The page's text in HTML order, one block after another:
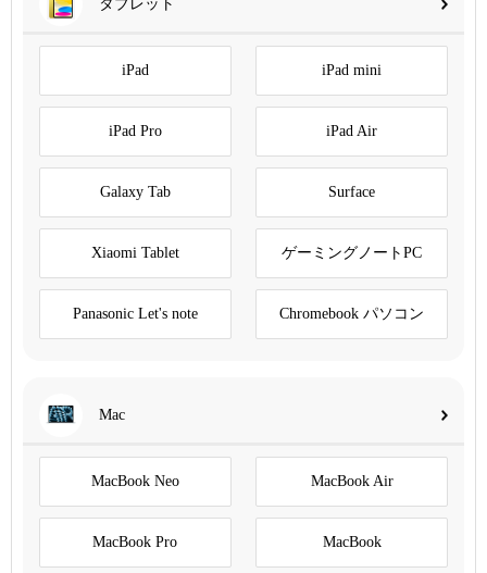
タブレット
iPad iPad mini
iPad Pro iPad Air
Galaxy Tab Surface
Xiaomi Tablet ゲーミングノートPC
Panasonic Let's note Chromebook パソコン
Mac
MacBook Neo MacBook Air
MacBook Pro MacBook